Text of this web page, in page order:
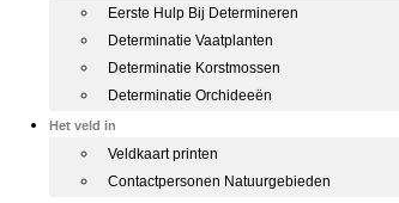
Eerste Hulp Bij Determineren
Determinatie Vaatplanten
Determinatie Korstmossen
Determinatie Orchideeën
Het veld in
Veldkaart printen
Contactpersonen Natuurgebieden